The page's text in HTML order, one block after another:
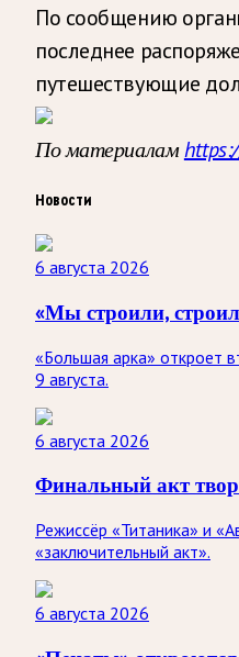
По сообщению
последнее
путешествующие
По материалам
Новости
6 августа 2026
«Мы строили,
«Большая арка» откроет
9 августа.
6 августа 2026
Финальный акт
Режиссёр «Титаника» и
«заключительный акт».
6 августа 2026